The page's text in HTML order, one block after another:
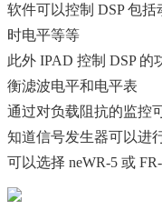
软件可以控制 DSP 包
时电平等等
此外 IPAD 控制 DSP
衡滤波电平和电平表
通过对负载阻抗的监控
知道信号发生器可以进
可以选择 neWR-5 或